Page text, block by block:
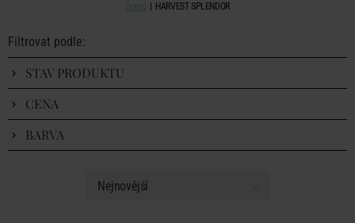
Domů HARVEST SPLENDOR
Filtrovat podle:
STAV PRODUKTU
CENA
BARVA